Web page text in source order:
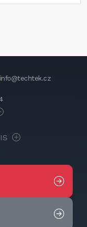
info@techtek.cz